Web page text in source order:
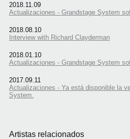
2018.11.09
Actualizaciones - Grandstage System
2018.08.10
Interview with Richard Clayderman
2018.01.10
Actualizaciones - Grandstage System
2017.09.11
Actualizaciones - Ya está disponible la
System.
Artistas relacionados